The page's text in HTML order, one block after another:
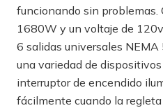
funcionando sin problemas.
1680W y un voltaje de
6 salidas universales
una variedad de
interruptor de encendido
fácilmente cuando la